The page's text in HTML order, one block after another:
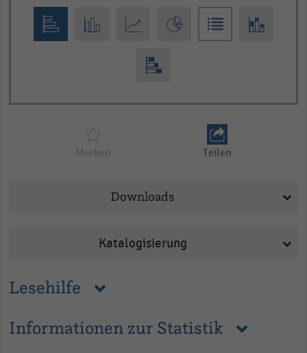
Lesehilfe
Informationen zur Statistik
interactive
Merken Teilen
Downloads
Katalogisierung